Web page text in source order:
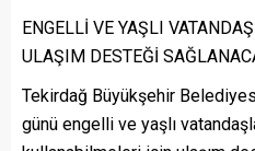
ENGELLİ VE YAŞLI
ULAŞIM DESTEĞİ
Tekirdağ Büyükşehir
günü engelli ve yaşlı